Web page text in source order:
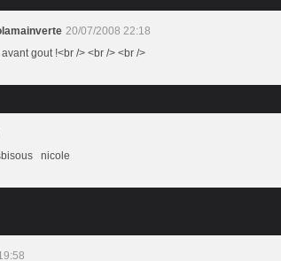
20/07/2008 22:18
gout !<br /> <br /> <br />
nicole